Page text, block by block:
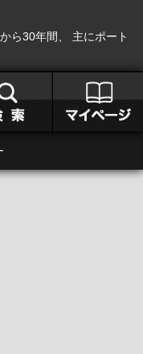
ら30年間、 主にポート